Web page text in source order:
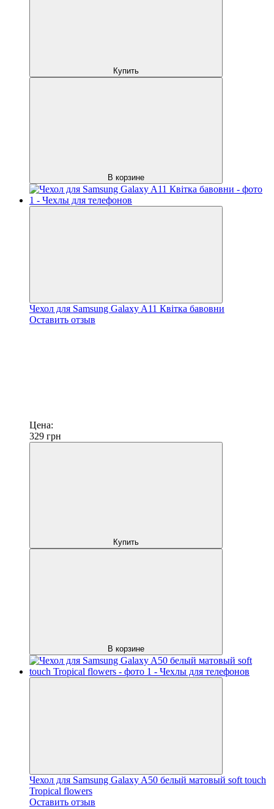
Купить
В корзине
Чехол для Samsung Galaxy A11 Квітка бавовни
Оставить отзыв
Цена:
329 грн
Купить
В корзине
Чехол для Samsung Galaxy A50 белый матовый soft touch
Tropical flowers
Оставить отзыв